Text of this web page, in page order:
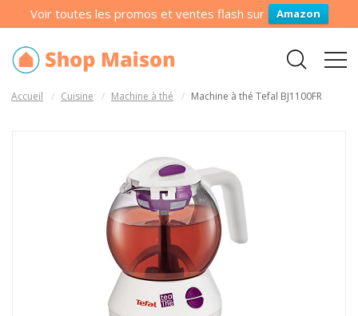
Voir toutes les promos et ventes flash sur Amazon
Accueil Cuisine Machine à thé Machine à thé Tefal BJ1100FR